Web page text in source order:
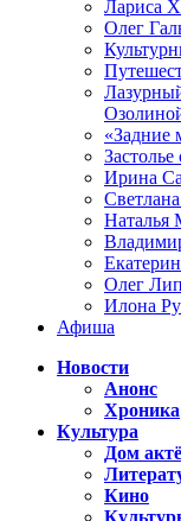
Лариса
Олег
Ирина
Наталья
Олег
Илона
Афиша
Новости
Анонс
Хроника
Культура
Дом
Кино